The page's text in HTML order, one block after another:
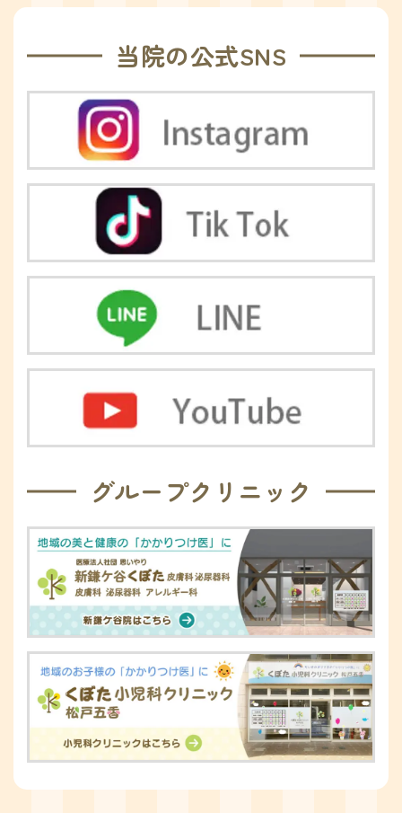
当院の公式SNS
グループクリニック